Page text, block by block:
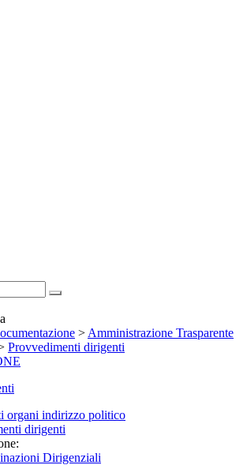
> Amministrazione Trasparente
Provvedimenti dirigenti
organi indirizzo politico
dirigenti
Dirigenziali